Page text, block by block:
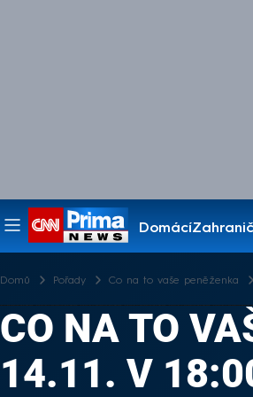
Domácí
Pořady
Domů Pořady Co na to vaše peněženka
CO NA TO
14.11. V